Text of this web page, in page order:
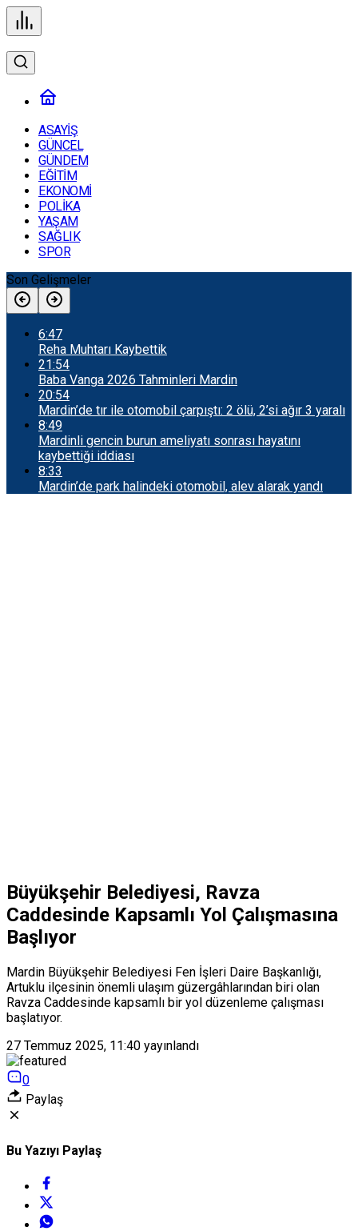
ASAYİŞ
GÜNCEL
GÜNDEM
EĞİTİM
EKONOMİ
POLİKA
YAŞAM
SAĞLIK
SPOR
Son Gelişmeler
6:47
Reha Muhtarı Kaybettik
21:54
Baba Vanga 2026 Tahminleri Mardin
20:54
Mardin’de tır ile otomobil çarpıştı: 2 ölü, 2’si ağır 3 yaralı
8:49
Mardinli gencin burun ameliyatı sonrası hayatını
kaybettiği iddiası
8:33
Mardin’de park halindeki otomobil, alev alarak yandı
Büyükşehir Belediyesi, Ravza
Caddesinde Kapsamlı Yol Çalışmasına
Başlıyor
Mardin Büyükşehir Belediyesi Fen İşleri Daire Başkanlığı,
Artuklu ilçesinin önemli ulaşım güzergâhlarından biri olan
Ravza Caddesinde kapsamlı bir yol düzenleme çalışması
başlatıyor.
27 Temmuz 2025, 11:40 yayınlandı
0
Paylaş
Bu Yazıyı Paylaş